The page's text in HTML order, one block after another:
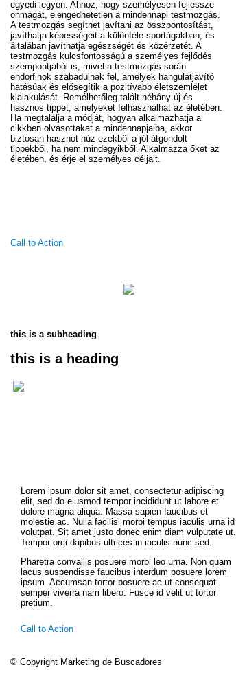
egyedi legyen. Ahhoz, hogy személyesen fejlessze
önmagát, elengedhetetlen a mindennapi testmozgás.
A testmozgás segíthet javítani az összpontosítást,
javíthatja képességeit a különféle sportágakban, és
általában javíthatja egészségét és közérzetét. A
testmozgás kulcsfontosságú a személyes fejlődés
szempontjából is, mivel a testmozgás során
endorfinok szabadulnak fel, amelyek hangulatjavító
hatásúak és elősegítik a pozitívabb életszemlélet
kialakulását. Remélhetőleg talált néhány új és
hasznos tippet, amelyeket felhasználhat az életében.
Ha megtalálja a módját, hogyan alkalmazhatja a
cikkben olvasottakat a mindennapjaiba, akkor
biztosan hasznot húz ezekből a jól átgondolt
tippekből, ha nem mindegyikből. Alkalmazza őket az
életében, és érje el személyes céljait.
Call to Action
this is a subheading
this is a heading
Lorem ipsum dolor sit amet, consectetur adipiscing
elit, sed do eiusmod tempor incididunt ut labore et
dolore magna aliqua. Massa sapien faucibus et
molestie ac. Nulla facilisi morbi tempus iaculis urna id
volutpat. Sit amet justo donec enim diam vulputate ut.
Tempor orci dapibus ultrices in iaculis nunc sed.
Pharetra convallis posuere morbi leo urna. Non quam
lacus suspendisse faucibus interdum posuere lorem
ipsum. Accumsan tortor posuere ac ut consequat
semper viverra nam libero. Fusce id velit ut tortor
pretium.
Call to Action
© Copyright Marketing de Buscadores